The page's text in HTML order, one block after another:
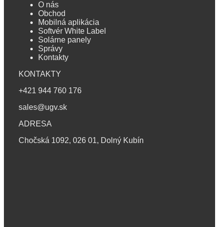
O nás
Obchod
Mobilná aplikácia
Softvér White Label
Solárne panely
Správy
Kontakty
KONTAKTY
+421 944 760 176
sales@ugv.sk
ADRESA
Chočská 1092, 026 01, Dolný Kubín